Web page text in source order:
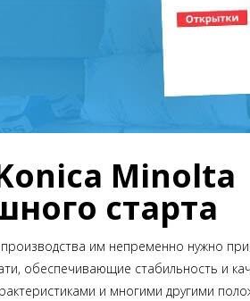
Minolta
старта
им непременно нужно
обеспечивающие стабильность и
и многими другими